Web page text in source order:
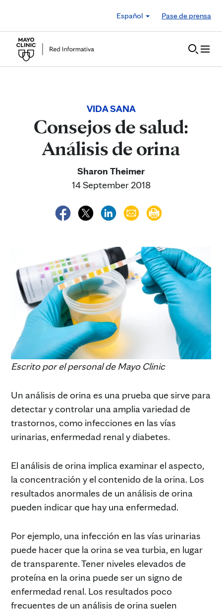
Español
Pase de prensa
VIDA SANA
Consejos de salud:
Análisis de orina
Sharon Theimer
14 September 2018
Escrito por el personal de Mayo Clinic
Un análisis de orina es una prueba que sirve para
detectar y controlar una amplia variedad de
trastornos, como infecciones en las vías
urinarias, enfermedad renal y diabetes.
El análisis de orina implica examinar el aspecto,
la concentración y el contenido de la orina. Los
resultados anormales de un análisis de orina
pueden indicar que hay una enfermedad.
Por ejemplo, una infección en las vías urinarias
puede hacer que la orina se vea turbia, en lugar
de transparente. Tener niveles elevados de
proteína en la orina puede ser un signo de
enfermedad renal. Los resultados poco
frecuentes de un análisis de orina suelen